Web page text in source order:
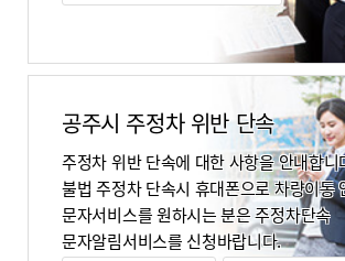
공주시 주정차 위반 단속
주정차 위반 단속에 대한 사항을 안내합니
불법 주정차 단속시 휴대폰으로 차량이동
문자서비스를 원하시는 분은 주정차단속
문자알림서비스를 신청바랍니다.